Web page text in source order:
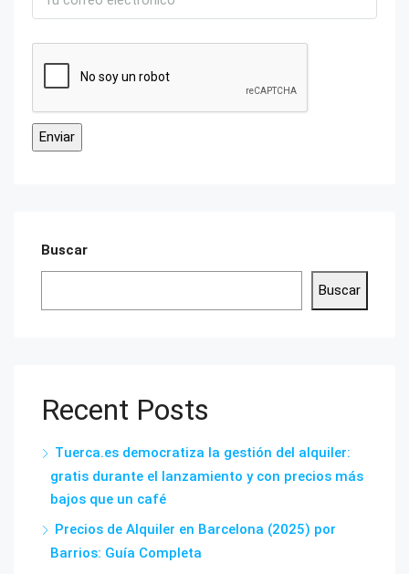
Buscar
Buscar
Recent Posts
Tuerca.es democratiza la gestión del alquiler:
gratis durante el lanzamiento y con precios más
bajos que un café
Precios de Alquiler en Barcelona (2025) por
Barrios: Guía Completa